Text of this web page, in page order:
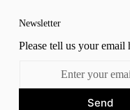
Newsletter
Please tell us your email
Send